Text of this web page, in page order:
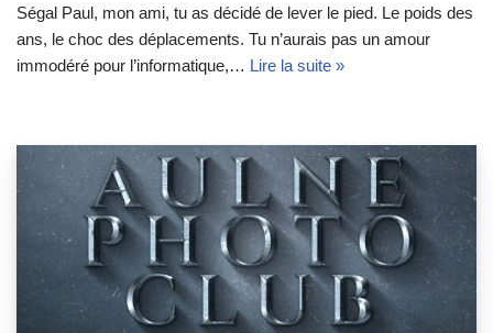
Ségal Paul, mon ami, tu as décidé de lever le pied. Le poids des
ans, le choc des déplacements. Tu n’aurais pas un amour
immodéré pour l’informatique,… Lire la suite »